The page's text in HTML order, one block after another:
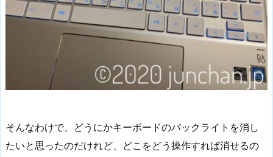
そんなわけで、どうにかキーボードのバックライトを消し
たいと思ったのだけれど、どこをどう操作すれば消せるの